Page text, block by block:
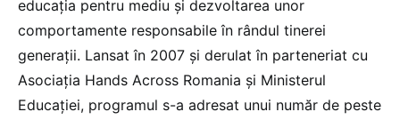
educația pentru mediu și dezvoltarea unor
comportamente responsabile în rândul tinerei
generații. Lansat în 2007 și derulat în parteneriat cu
Asociația Hands Across Romania și Ministerul
Educației, programul s-a adresat unui număr de peste